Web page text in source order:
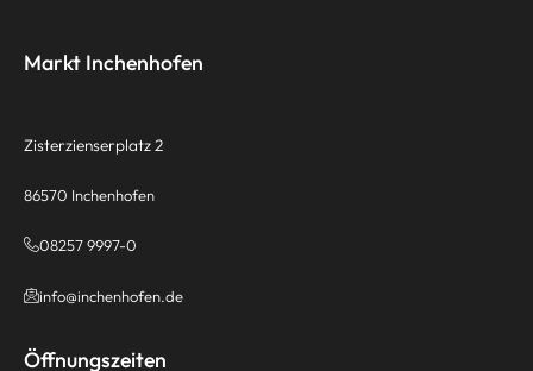
Markt Inchenhofen
Zisterzienserplatz 2
86570 Inchenhofen
08257 9997-0
info@inchenhofen.de
Öffnungszeiten